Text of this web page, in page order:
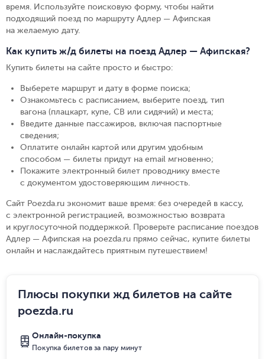
время. Используйте поисковую форму, чтобы найти
подходящий поезд по маршруту Адлер — Афипская
на желаемую дату.
Как купить ж/д билеты на поезд Адлер — Афипская?
Купить билеты на сайте просто и быстро:
Выберете маршрут и дату в форме поиска;
Ознакомьтесь с расписанием, выберите поезд, тип
вагона (плацкарт, купе, СВ или сидячий) и места;
Введите данные пассажиров, включая паспортные
сведения;
Оплатите онлайн картой или другим удобным
способом — билеты придут на email мгновенно;
Покажите электронный билет проводнику вместе
с документом удостоверяющим личность.
Сайт Poezda.ru экономит ваше время: без очередей в кассу,
с электронной регистрацией, возможностью возврата
и круглосуточной поддержкой. Проверьте расписание поездов
Адлер — Афипская на poezda.ru прямо сейчас, купите билеты
онлайн и наслаждайтесь приятным путешествием!
Плюсы покупки жд билетов на сайте
poezda.ru
Онлайн-покупка
Покупка билетов за пару минут